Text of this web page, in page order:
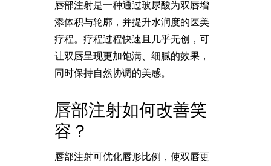
唇部注射是一种通过玻尿酸为双唇增
添体积与轮廓，并提升水润度的医美
疗程。疗程过程快速且几乎无创，可
让双唇呈现更加饱满、细腻的效果，
同时保持自然协调的美感。
唇部注射如何改善笑
容？
唇部注射可优化唇形比例，使双唇更